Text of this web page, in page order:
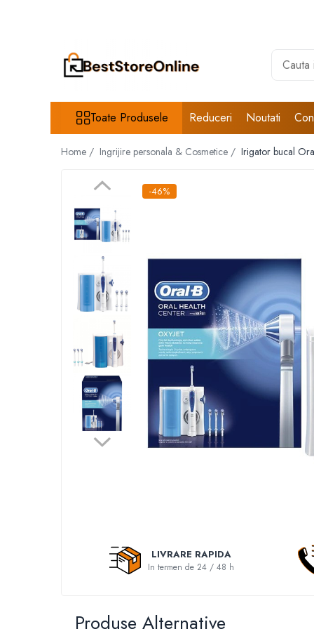
Accesorii aparate climatizare
Accesorii si Piese Aspiratoare
Aspiratoare Universale
Tefal Rowenta X-Force Flex
Accesorii auto interioare
Produse Cosmetica Auto
Casa, Gradina & Bricolaj
Accesorii mese si scaune
Accesorii prize si intrerupatoare
Echipamente protectia muncii
Frapiere si Clesti Gheata
Toate Produsele Reduceri Noutati
Home / Ingrijire personala & Cosmetice / Irigator bucal
-46%
LIVRARE RAPIDA
In termen de 24 / 48 h
Produse Alternative